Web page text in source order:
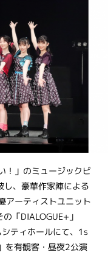
！」のミュージックビ
し、豪華作家陣による
アーティストユニット
「DIALOGUE+」
ティホールにて、1s
を有観客・昼夜2公演